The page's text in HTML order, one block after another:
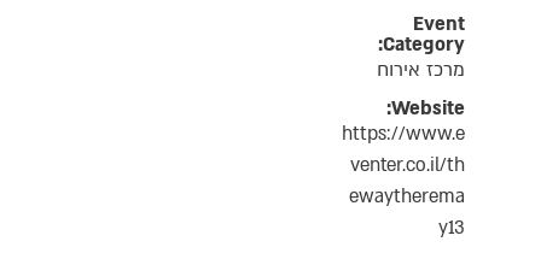
Event
Category:
מרכז אירוח
Website:
https://www.e
venter.co.il/th
ewaytherema
y13